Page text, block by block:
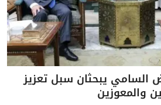
السامي يبحثان سبل تعزيز
والمعوزين